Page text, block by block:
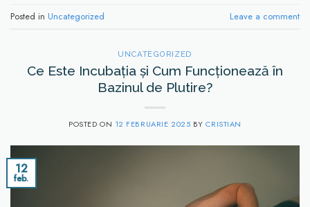
Posted in Uncategorized Leave a comment
UNCATEGORIZED
Ce Este Incubația și Cum Funcționează în
Bazinul de Plutire?
POSTED ON 12 FEBRUARIE 2025 BYCRISTIAN
12
feb.